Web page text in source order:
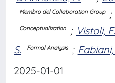
Membro del Collaboration Group ;
Conceptualization ; Vistoli, F.
S.
Formal Analysis ; Fabiani,
2025-01-01